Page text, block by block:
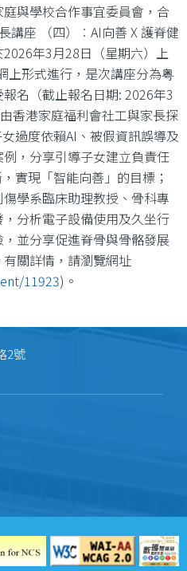
與學校合作事宜委員會，合
講座 （四）︰AI向善 X 護脊健
年3月28日（星期六）上
上形式進行，是次講座分為粤
名（截止報名日期: 2026年3
香港家庭福利會社工與家長探
過度依賴AI、被假資訊誤導及
，分享引導子女建立負責任
實現「智能向善」的目標；
學系臨床助理教授、骨科專
分析電子設備使用及久坐行
並分享促進脊骨與骨骼發展
關詳情，請瀏覽網址
11923)。
2號